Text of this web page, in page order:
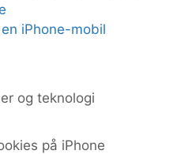
iPhone-mobil
og teknologi
på iPhone